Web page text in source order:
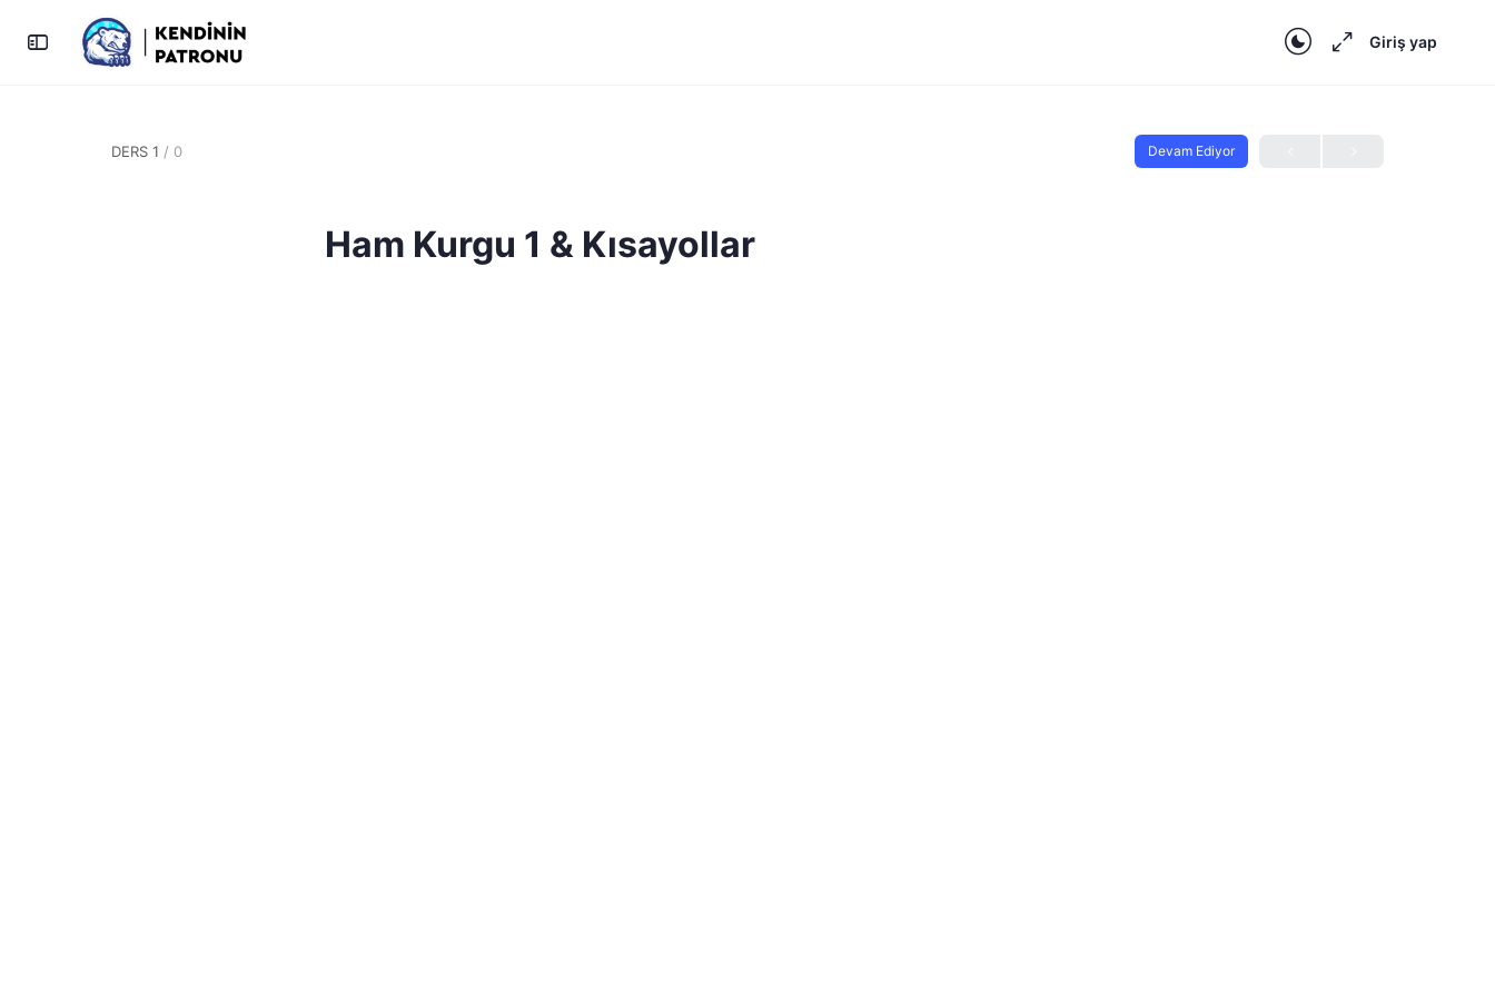
Giriş yap
DERS 1 / 0 Devam Ediyor
Ham Kurgu 1 & Kısayollar